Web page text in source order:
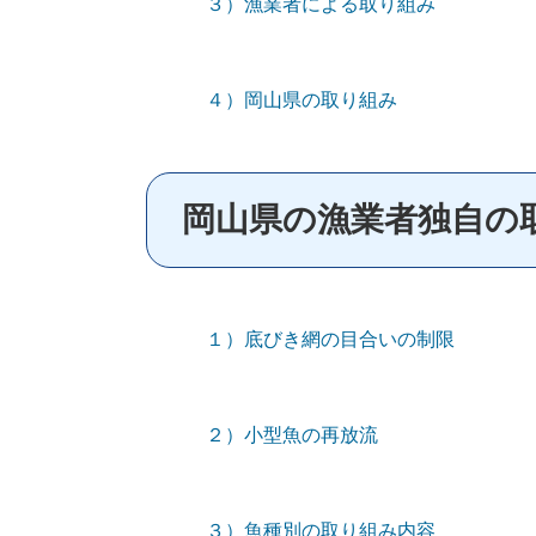
３）漁業者による取り組み
４）岡山県の取り組み
岡山県の漁業者独自の
１）底びき網の目合いの制限
２）小型魚の再放流
３）魚種別の取り組み内容